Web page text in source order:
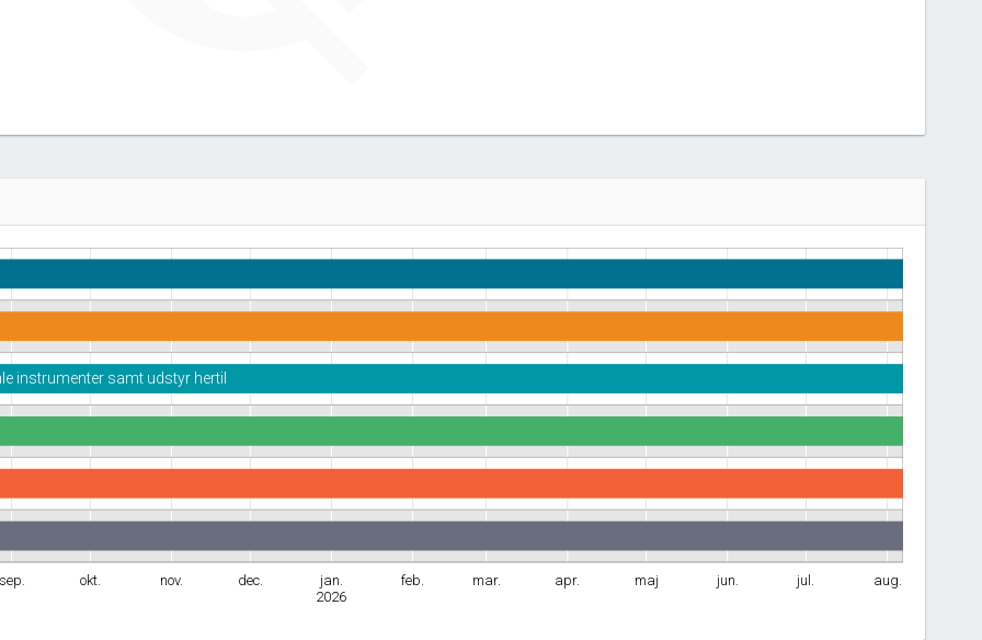
sep. okt. nov. dec.
jan.
2026
feb. mar. apr. maj jun. jul. aug.
instrumenter samt udstyr hertil